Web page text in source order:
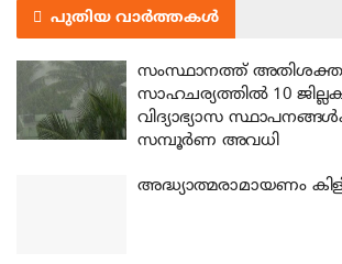
പുതിയ വാർത്തകൾ
സംസ്ഥാനത്ത് അതിശക്ത
സാഹചര്യത്തിൽ 10
വിദ്യാഭ്യാസ
സമ്പൂർണ അവധി
അദ്ധ്യാത്മരാമായണം